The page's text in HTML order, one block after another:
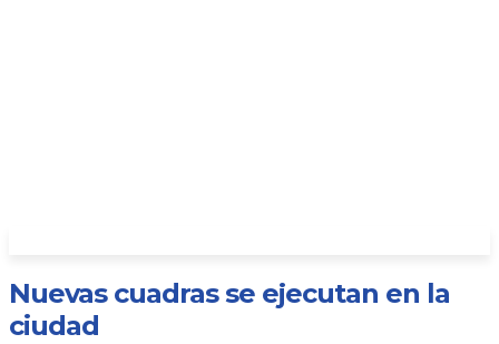
Nuevas cuadras se ejecutan en la
ciudad